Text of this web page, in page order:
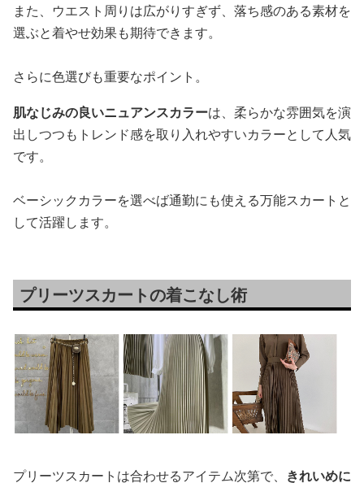
また、ウエスト周りは広がりすぎず、落ち感のある素材を
選ぶと着やせ効果も期待できます。
さらに色選びも重要なポイント。
肌なじみの良いニュアンスカラーは、柔らかな雰囲気を演
出しつつもトレンド感を取り入れやすいカラーとして人気
です。
ベーシックカラーを選べば通勤にも使える万能スカートと
して活躍します。
プリーツスカートの着こなし術
プリーツスカートは合わせるアイテム次第で、 きれいめに